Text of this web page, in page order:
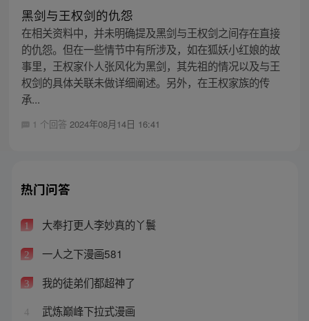
黑剑与王权剑的仇怨
在相关资料中，并未明确提及黑剑与王权剑之间存在直接
的仇怨。但在一些情节中有所涉及，如在狐妖小红娘的故
事里，王权家仆人张风化为黑剑，其先祖的情况以及与王
权剑的具体关联未做详细阐述。另外，在王权家族的传
承...
1 个回答 2024年08月14日 16:41
热门问答
1 大奉打更人李妙真的丫鬟
2 一人之下漫画581
3 我的徒弟们都超神了
4 武炼巅峰下拉式漫画